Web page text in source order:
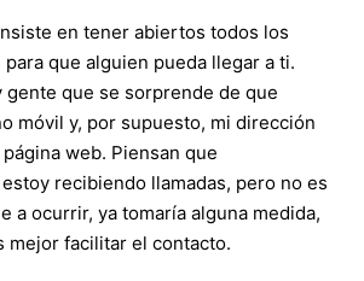
en tener abiertos todos los
que alguien pueda llegar a ti.
gente que se sorprende de que
móvil y, por supuesto, mi dirección
web. Piensan que
recibiendo llamadas, pero no es
a ocurrir, ya tomaría alguna medida,
mejor facilitar el contacto.